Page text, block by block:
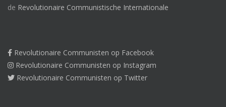
de Revolutionaire Communistische Internationale
Revolutionaire Communisten op Facebook
Revolutionaire Communisten op Instagram
Revolutionaire Communisten op Twitter